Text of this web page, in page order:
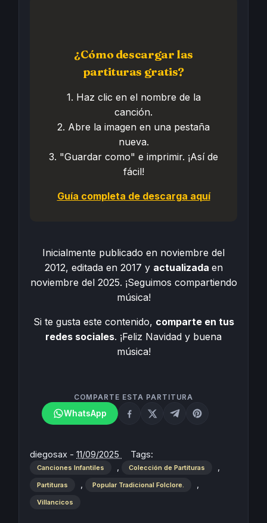
¿Cómo descargar las
partituras gratis?
1. Haz clic en el nombre de la
canción.
2. Abre la imagen en una pestaña
nueva.
3. "Guardar como" e imprimir. ¡Así de
fácil!
Guía completa de descarga aquí
Inicialmente publicado en noviembre del
2012, editada en 2017 y actualizada en
noviembre del 2025. ¡Seguimos compartiendo
música!
Si te gusta este contenido, comparte en tus
redes sociales. ¡Feliz Navidad y buena
música!
COMPARTE ESTA PARTITURA
WhatsApp
diegosax - 11/09/2025 Tags:
Canciones Infantiles , Colección de Partituras ,
Partituras , Popular Tradicional Folclore. ,
Villancicos